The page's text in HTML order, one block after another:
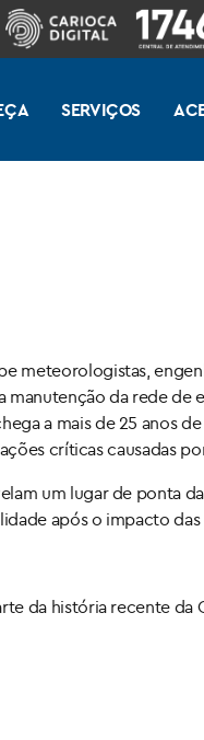
SERVIÇOS
meteorologistas,
da rede
a mais de 25 anos
críticas causadas
um lugar de ponta
após o impacto das
da história recente da